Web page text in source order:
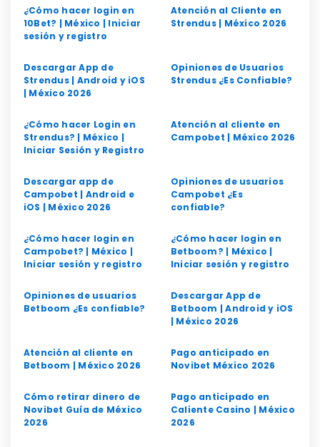
¿Cómo hacer login en
10Bet? | México | Iniciar
sesión y registro
Atención al Cliente en
Strendus | México 2026
Descargar App de
Strendus | Android y iOS
| México 2026
Opiniones de Usuarios
Strendus ¿Es Confiable?
¿Cómo hacer Login en
Strendus? | México |
Iniciar Sesión y Registro
Atención al cliente en
Campobet | México 2026
Descargar app de
Campobet | Android e
iOS | México 2026
Opiniones de usuarios
Campobet ¿Es
confiable?
¿Cómo hacer login en
Campobet? | México |
Iniciar sesión y registro
¿Cómo hacer login en
Betboom? | México |
Iniciar sesión y registro
Opiniones de usuarios
Betboom ¿Es confiable?
Descargar App de
Betboom | Android y iOS
| México 2026
Atención al cliente en
Betboom | México 2026
Pago anticipado en
Novibet México 2026
Cómo retirar dinero de
Novibet Guía de México
2026
Pago anticipado en
Caliente Casino | México
2026